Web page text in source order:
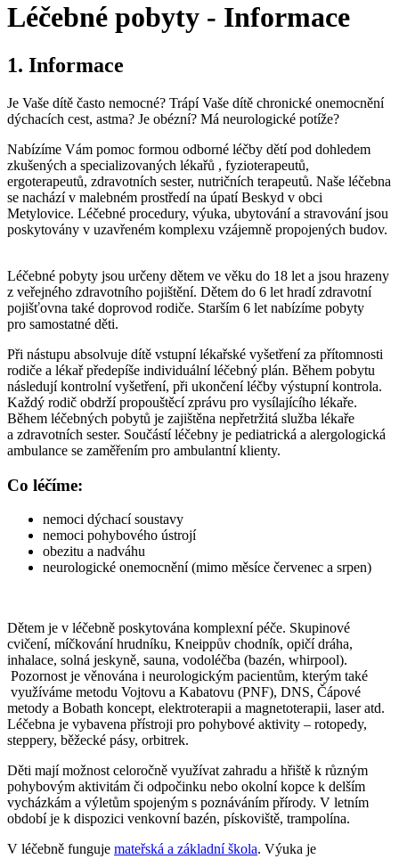
Léčebné pobyty - Informace
1. Informace
Je Vaše dítě často nemocné? Trápí Vaše dítě chronické onemocnění
dýchacích cest, astma? Je obézní? Má neurologické potíže?
Nabízíme Vám pomoc formou odborné léčby dětí pod dohledem
zkušených a specializovaných lékařů , fyzioterapeutů,
ergoterapeutů, zdravotních sester, nutričních terapeutů. Naše léčebna
se nachází v malebném prostředí na úpatí Beskyd v obci
Metylovice. Léčebné procedury, výuka, ubytování a stravování jsou
poskytovány v uzavřeném komplexu vzájemně propojených budov.
Léčebné pobyty jsou určeny dětem ve věku do 18 let a jsou hrazeny
z veřejného zdravotního pojištění. Dětem do 6 let hradí zdravotní
pojišťovna také doprovod rodiče. Starším 6 let nabízíme pobyty
pro samostatné děti.
Při nástupu absolvuje dítě vstupní lékařské vyšetření za přítomnosti
rodiče a lékař předepíše individuální léčebný plán. Během pobytu
následují kontrolní vyšetření, při ukončení léčby výstupní kontrola.
Každý rodič obdrží propouštěcí zprávu pro vysílajícího lékaře.
Během léčebných pobytů je zajištěna nepřetržitá služba lékaře
a zdravotních sester. Součástí léčebny je pediatrická a alergologická
ambulance se zaměřením pro ambulantní klienty.
Co léčíme:
nemoci dýchací soustavy
nemoci pohybového ústrojí
obezitu a nadváhu
neurologické onemocnění (mimo měsíce červenec a srpen)
Dětem je v léčebně poskytována komplexní péče. Skupinové
cvičení, míčkování hrudníku, Kneippův chodník, opičí dráha,
inhalace, solná jeskyně, sauna, vodoléčba (bazén, whirpool).
Pozornost je věnována i neurologickým pacientům, kterým také
využíváme metodu Vojtovu a Kabatovu (PNF), DNS, Čápové
metody a Bobath koncept, elektroterapii a magnetoterapii, laser atd.
Léčebna je vybavena přístroji pro pohybové aktivity – rotopedy,
steppery, běžecké pásy, orbitrek.
Děti mají možnost celoročně využívat zahradu a hřiště k různým
pohybovým aktivitám či odpočinku nebo okolní kopce k delším
vycházkám a výletům spojeným s poznáváním přírody. V letním
období je k dispozici venkovní bazén, pískoviště, trampolína.
V léčebně funguje mateřská a základní škola. Výuka je